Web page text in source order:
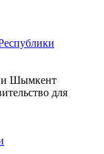
и Шымкент
для